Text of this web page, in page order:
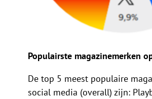
Populairste magazinemerken
De top 5 meest populaire
social media (overall) zijn: